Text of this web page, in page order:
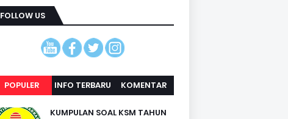
FOLLOW US
POPULER INFO TERBARU KOMENTAR
KUMPULAN SOAL KSM TAHUN